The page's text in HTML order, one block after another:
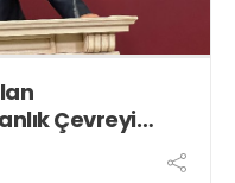
Çevreyi